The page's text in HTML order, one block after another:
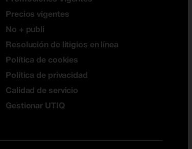
Precios vigentes
No + publi
Resolución de litigios en línea
Política de cookies
Política de privacidad
Calidad de servicio
Gestionar UTIQ